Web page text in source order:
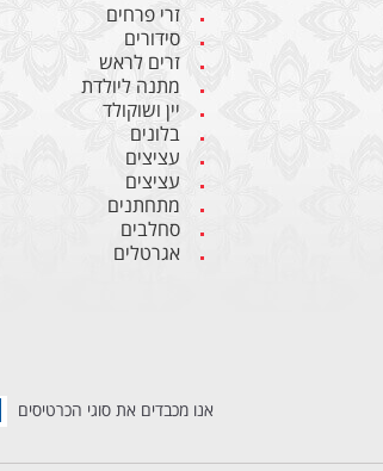
זרי פרחים
סידורים
זרים לראש
מתנה ליולדת
יין ושוקולד
בלונים
עציצים
עציצים
מתחתנים
סחלבים
אגרטלים
אנו מכבדים את סוגי הכרטיסים